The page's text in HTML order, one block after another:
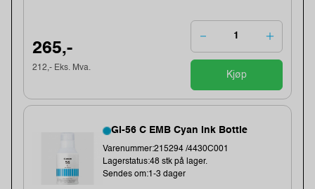
265,-
212,- Eks. Mva.
Kjøp
GI-56 C EMB Cyan Ink Bottle
Varenummer:215294 /4430C001
Lagerstatus:48 stk på lager.
Sendes om:1-3 dager